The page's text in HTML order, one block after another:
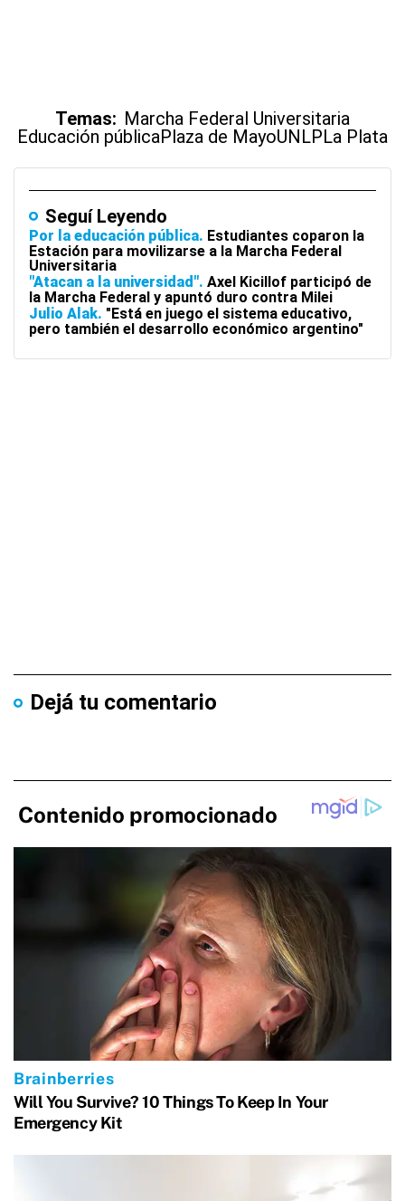
Temas: Marcha Federal Universitaria
Educación públicaPlaza de MayoUNLPLa Plata
Seguí Leyendo
Por la educación pública Estudiantes coparon la
Estación para movilizarse a la Marcha Federal
Universitaria
"Atacan a la universidad" Axel Kicillof participó de
la Marcha Federal y apuntó duro contra Milei
Julio Alak "Está en juego el sistema educativo,
pero también el desarrollo económico argentino"
Dejá tu comentario